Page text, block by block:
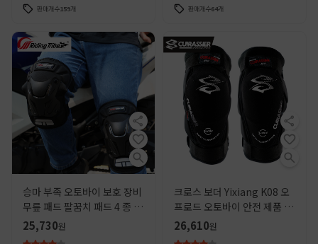
판매개수159개 판매개수64개
승마 부족 오토바이 보호 장비
무릎 패드 팔꿈치 패드 4 종 세
트 승마 기사 낙하 방지 야외
스포츠 보호 장비
25,730원
크로스 보더 Yixiang K08 오
프로드 오토바이 안전 제품 거
리 자동차 도로 오토바이 보호
보호 보호 내마모성 무릎 패드
26,610원